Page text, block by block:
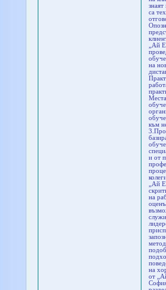
са
„Ай
на
към
и от
„Ай
на
на
от